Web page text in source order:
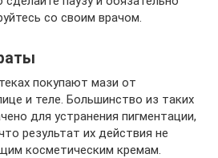
со своим врачом.
покупают мази от
и теле. Большинство из таких
для устранения пигментации,
результат их действия не
косметическим кремам.